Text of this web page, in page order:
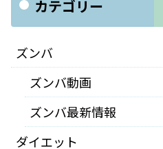
カテゴリー
ズンバ
ズンバ動画
ズンバ最新情報
ダイエット